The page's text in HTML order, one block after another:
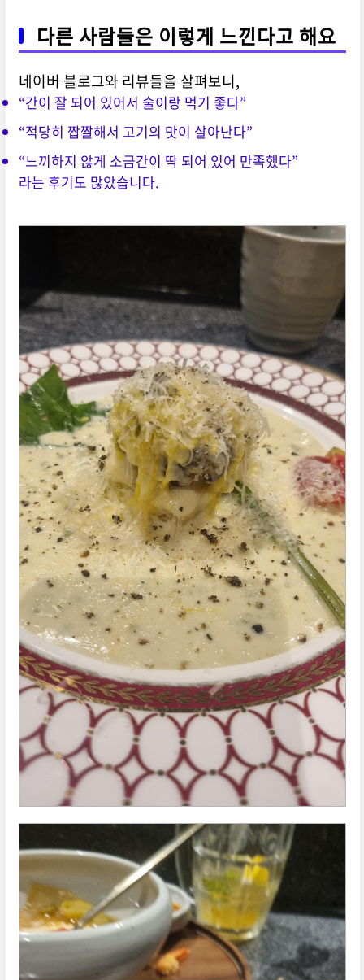
다른 사람들은 이렇게 느낀다고 해요
네이버 블로그와 리뷰들을 살펴보니,
“간이 잘 되어 있어서 술이랑 먹기 좋다”
“적당히 짭짤해서 고기의 맛이 살아난다”
“느끼하지 않게 소금간이 딱 되어 있어 만족했다”
라는 후기도 많았습니다.